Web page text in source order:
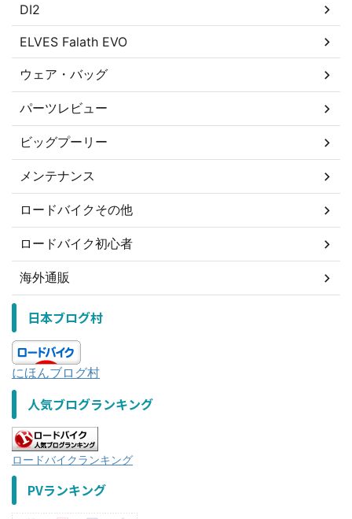
DI2
ELVES Falath EVO
ウェア・バッグ
パーツレビュー
ビッグプーリー
メンテナンス
ロードバイクその他
ロードバイク初心者
海外通販
日本ブログ村
にほんブログ村
人気ブログランキング
ロードバイクランキング
PVランキング